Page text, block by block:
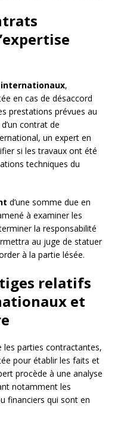
,
en cas de désaccord
prestations prévues au
contrat de
un expert en
si les travaux ont été
techniques du
d’une somme due en
à examiner les
la responsabilité
au juge de statuer
à la partie lésée.
relatifs
et
les parties contractantes,
pour établir les faits et
procède à une analyse
notamment les
financiers qui sont en